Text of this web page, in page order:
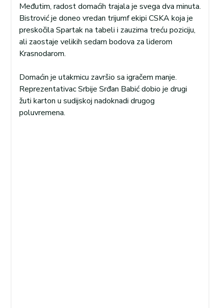
Međutim, radost domaćih trajala je svega dva minuta.
Bistrović je doneo vredan trijumf ekipi CSKA koja je
preskočila Spartak na tabeli i zauzima treću poziciju,
ali zaostaje velikih sedam bodova za liderom
Krasnodarom.
Domaćin je utakmicu završio sa igračem manje.
Reprezentativac Srbije Srđan Babić dobio je drugi
žuti karton u sudijskoj nadoknadi drugog
poluvremena.